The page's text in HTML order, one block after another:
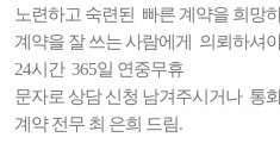
노련하고 숙련된 빠른 계약을 희망
계약을 잘 쓰는 사람에게 의뢰하셔
24시간 365일 연중무휴
문자로 상담 신청 남겨주시거나 통
계약 전무 최 은희 드림.